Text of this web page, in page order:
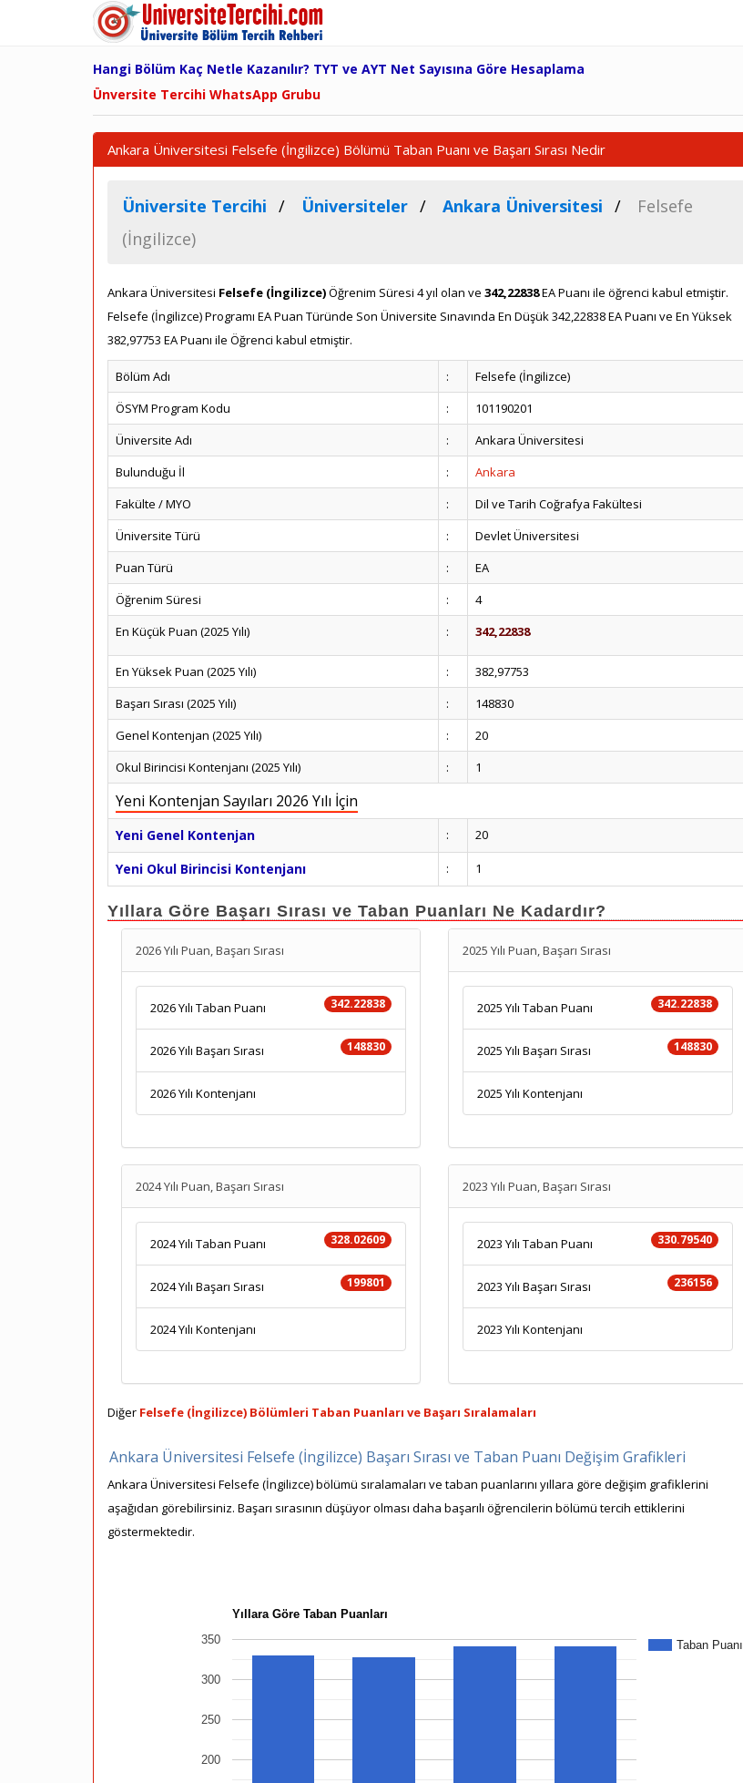
Hangi Bölüm Kaç Netle Kazanılır? TYT ve AYT Net Sayısına Göre Hesaplama
Ünversite Tercihi WhatsApp Grubu
Ankara Üniversitesi Felsefe (İngilizce) Bölümü Taban Puanı ve Başarı Sırası Nedir
Üniversite Tercihi Üniversiteler Ankara Üniversitesi
Felsefe
(İngilizce)
Ankara Üniversitesi Felsefe (İngilizce)Öğrenim Süresi 4 yıl olan ve 342,22838EA Puanı ile öğrenci kabul etmiştir.
Felsefe (İngilizce) Programı EA Puan Türünde Son Üniversite Sınavında En Düşük 342,22838 EA Puanı ve En Yüksek
382,97753 EA Puanı ile Öğrenci kabul etmiştir.
Bölüm Adı :
Felsefe (İngilizce)
ÖSYM Program Kodu
:
101190201
Üniversite Adı
:
Ankara Üniversitesi
Bulunduğu İl
:
Ankara
Fakülte / MYO
:
Dil ve Tarih Coğrafya Fakültesi
Üniversite Türü
:
Devlet Üniversitesi
Puan Türü
:
EA
Öğrenim Süresi
:
4
En Küçük Puan (2025 Yılı)
: 342,22838
En Yüksek Puan (2025 Yılı) :
382,97753
Başarı Sırası (2025 Yılı)
:
148830
Genel Kontenjan (2025 Yılı)
:
20
Okul Birincisi Kontenjanı (2025 Yılı)
: 1
Yeni Kontenjan Sayıları 2026 Yılı İçin
Yeni Genel Kontenjan : 20
Yeni Okul Birincisi Kontenjanı : 1
Yıllara Göre Başarı Sırası ve Taban Puanları Ne Kadardır?
2026 Yılı Puan, Başarı Sırası
342.22838
2026 Yılı Taban Puanı
148830
2026 Yılı Başarı Sırası
2026 Yılı Kontenjanı
2025 Yılı Puan, Başarı Sırası
342.22838
2025 Yılı Taban Puanı
148830
2025 Yılı Başarı Sırası
2025 Yılı Kontenjanı
2024 Yılı Puan, Başarı Sırası
328.02609
2024 Yılı Taban Puanı
199801
2024 Yılı Başarı Sırası
2024 Yılı Kontenjanı
2023 Yılı Puan, Başarı Sırası
330.79540
2023 Yılı Taban Puanı
236156
2023 Yılı Başarı Sırası
2023 Yılı Kontenjanı
Diğer Felsefe (İngilizce) Bölümleri Taban Puanları ve Başarı Sıralamaları
Ankara Üniversitesi Felsefe (İngilizce) Başarı Sırası ve Taban Puanı Değişim Grafikleri
Ankara Üniversitesi Felsefe (İngilizce) bölümü sıralamaları ve taban puanlarını yıllara göre değişim grafiklerini
aşağıdan görebilirsiniz. Başarı sırasının düşüyor olması daha başarılı öğrencilerin bölümü tercih ettiklerini
göstermektedir.
Yıllara Göre Taban Puanları
Taban Puanı
200
250
300
350